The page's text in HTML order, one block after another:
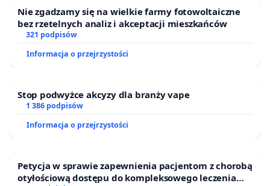
Nie zgadzamy się na wielkie farmy fotowoltaiczne
bez rzetelnych analiz i akceptacji mieszkańców
321 podpisów
Informacja o przejrzystości
Stop podwyżce akcyzy dla branży vape
1 386 podpisów
Informacja o przejrzystości
Petycja w sprawie zapewnienia pacjentom z chorobą
otyłościową dostępu do kompleksowego leczenia